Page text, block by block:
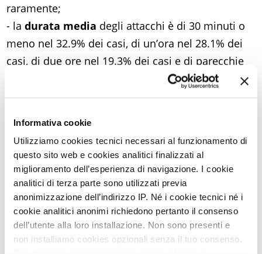
Informativa cookie
Utilizziamo cookies tecnici necessari al funzionamento di
questo sito web e cookies analitici finalizzati al
miglioramento dell’esperienza di navigazione. I cookie
analitici di terza parte sono utilizzati previa
anonimizzazione dell’indirizzo IP. Né i cookie tecnici né i
cookie analitici anonimi richiedono pertanto il consenso
dell’utente alla loro installazione. Non sono presenti e
non installiamo cookies opzionali senza il tuo consenso.
raramente;
- ladurata media degli attacchi è di 30 minuti o
meno nel 32.9% dei casi, di un’ora nel 28.1% dei
casi, di due ore nel 19.3% dei casi e di parecchie
- ildoloreè moderato nel 52.2% e severo nel 9.5%
lo studio (67%), lo stress emotivo (41.3%), le
mestruazioni (31.4%), l’attività visiva (30.5%), lo
stress fisico (28.9%), i rumori forti (28.8%), i
cambiamenti climatici (26.3%), gli odori (8.1%), la
digestione (6.2%), specifici alimenti (2.4%);
- lemestruazionisono il secondo fattore